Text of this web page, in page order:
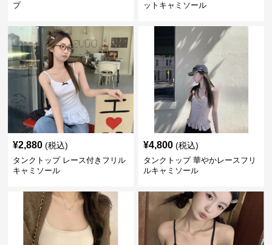
プ
ットキャミソール
¥2,880 (税込)
タンクトップ レース付きフリル
キャミソール
¥4,800 (税込)
タンクトップ 華やかレースフリ
ルキャミソール